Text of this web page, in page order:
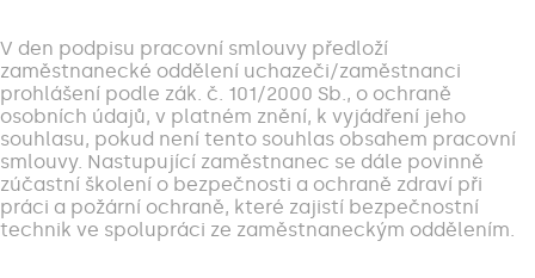
V den podpisu pracovní smlouvy předloží
zaměstnanecké oddělení uchazeči/zaměstnanci
prohlášení podle zák. č. 101/2000 Sb., o ochraně
osobních údajů, v platném znění, k vyjádření jeho
souhlasu, pokud není tento souhlas obsahem pracovní
smlouvy. Nastupující zaměstnanec se dále povinně
zúčastní školení o bezpečnosti a ochraně zdraví při
práci a požární ochraně, které zajistí bezpečnostní
technik ve spolupráci ze zaměstnaneckým oddělením.